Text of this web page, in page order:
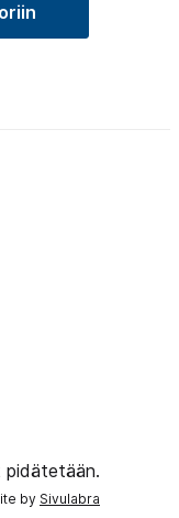
pidätetään.
by Sivulabra